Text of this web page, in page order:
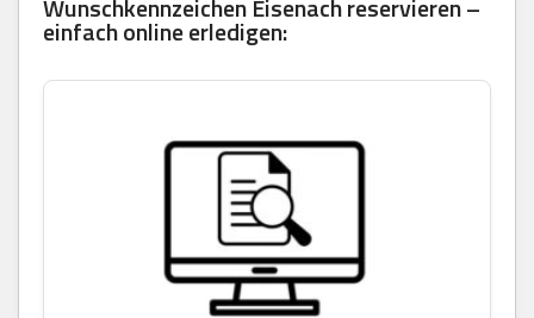
Wunschkennzeichen Eisenach reservieren –
einfach online erledigen: